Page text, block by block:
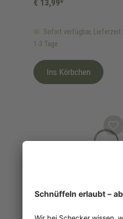
Sofort verfügbar, Lieferzeit:
1-3 Tage
€ 13,99*
Ins Körbchen